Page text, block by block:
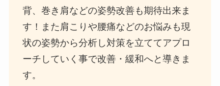
背、巻き肩などの姿勢改善も期待出来ま
す！また肩こりや腰痛などのお悩みも現
状の姿勢から分析し対策を立ててアプロ
ーチしていく事で改善・緩和へと導きま
す。